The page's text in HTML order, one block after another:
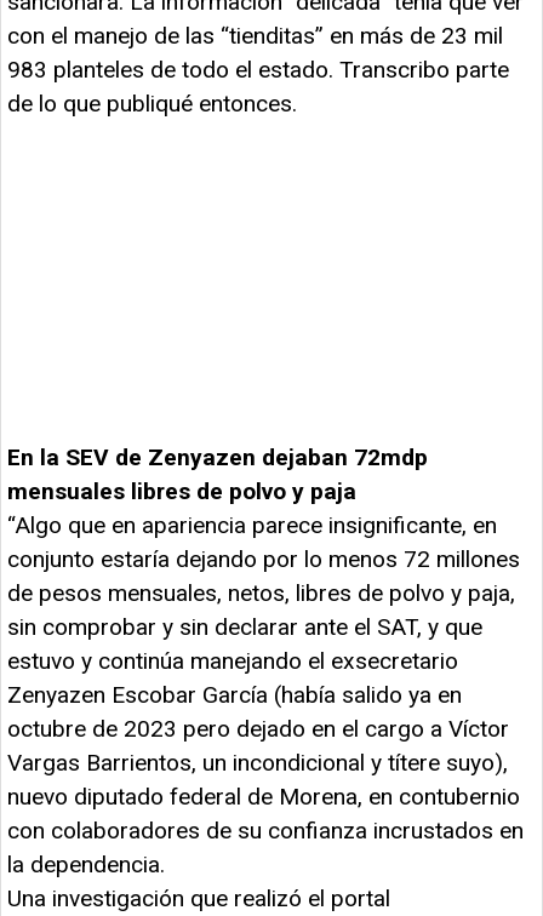
con el manejo de las “tienditas” en más de 23 mil
983 planteles de todo el estado. Transcribo parte
de lo que publiqué entonces.
En la SEV de Zenyazen dejaban 72mdp
mensuales libres de polvo y paja
“Algo que en apariencia parece insignificante, en
conjunto estaría dejando por lo menos 72 millones
de pesos mensuales, netos, libres de polvo y paja,
sin comprobar y sin declarar ante el SAT, y que
estuvo y continúa manejando el exsecretario
Zenyazen Escobar García (había salido ya en
octubre de 2023 pero dejado en el cargo a Víctor
Vargas Barrientos, un incondicional y títere suyo),
nuevo diputado federal de Morena, en contubernio
con colaboradores de su confianza incrustados en
la dependencia.
Una investigación que realizó el portal